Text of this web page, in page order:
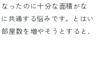
ったのに十分な面積がな
共通する悩みです。とはい
屋数を増やそうとすると、